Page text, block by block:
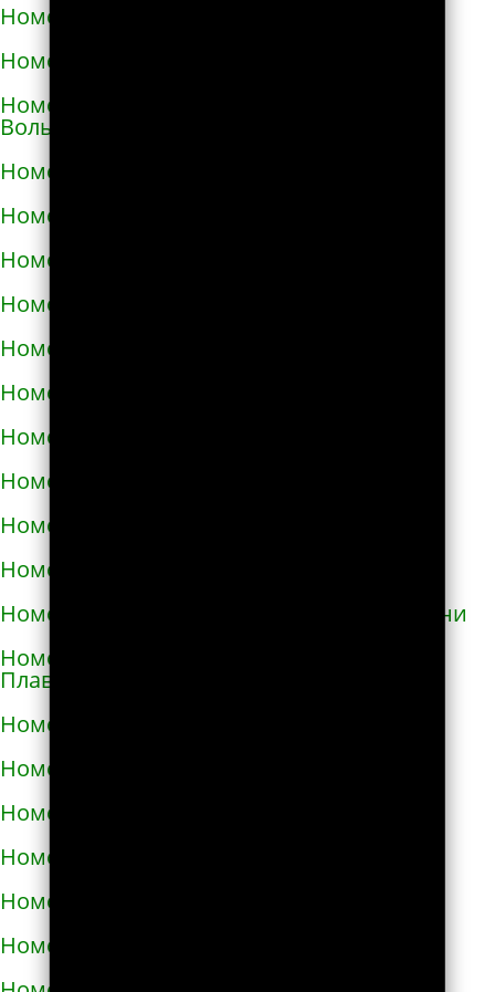
Номера телефонов такси в Виноградове
Номера телефонов такси в Вишнёвом
Номера телефонов такси во Владимире-
Волынском
Номера телефонов такси в Вознесенске
Номера телефонов такси в Волочиске
Номера телефонов такси в Вольногорске
Номера телефонов такси в Вольнянске
Номера телефонов такси в Вышгороде
Номера телефонов такси в Гайвороне
Номера телефонов такси в Гайсине
Номера телефонов такси в Геническе
Номера телефонов такси в Глухове
Номера телефонов такси в Гнивани
Номера телефонов такси в Голой Пристани
Номера телефонов такси в Горишних
Плавнях
Номера телефонов такси в Городище
Номера телефонов такси в Городке
Номера телефонов такси в Городке
Номера телефонов такси в Гостомеле
Номера телефонов такси в Гребёнке
Номера телефонов такси в Дергачах